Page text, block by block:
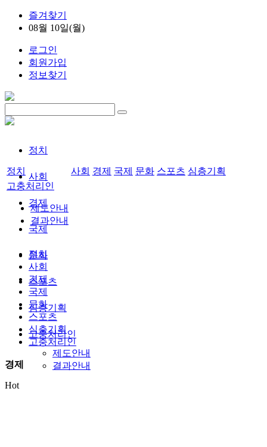
즐겨찾기
08월 10일(월)
로그인
회원가입
정보찾기
정치
사회
경제
국제
문화
스포츠
심층기획
고충처리인
제도안내
결과안내
정치 사회 경제 국제 문화 스포츠 심층기획
고충처리인
제도안내
결과안내
정치
사회
경제
국제
문화
스포츠
심층기획
고충처리인
경제
Hot